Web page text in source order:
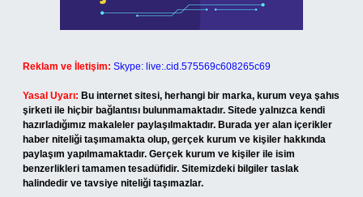
Reklam ve İletişim: Skype: live:.cid.575569c608265c69
Yasal Uyarı: Bu internet sitesi, herhangi bir marka, kurum veya şahıs
şirketi ile hiçbir bağlantısı bulunmamaktadır. Sitede yalnızca kendi
hazırladığımız makaleler paylaşılmaktadır. Burada yer alan içerikler
haber niteliği taşımamakta olup, gerçek kurum ve kişiler hakkında
paylaşım yapılmamaktadır. Gerçek kurum ve kişiler ile isim
benzerlikleri tamamen tesadüfidir. Sitemizdeki bilgiler taslak
halindedir ve tavsiye niteliği taşımazlar.